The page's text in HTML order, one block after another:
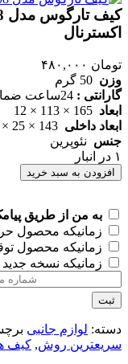
اکسترنال
تومان
وزن 50 گرم
گارانتی :
ابعاد
ابعاد داخلی 143 × 25 × 89 میلی‌متر
جنس نئوپرین
۱ در انبار
افزودن به سبد خرید
به من از طریق
زمانیکه محصول
زمانیکه محصول
زمانیکه نسخه
ثبت
دسته: لوازم جانبی
سریعترین روش, کیف